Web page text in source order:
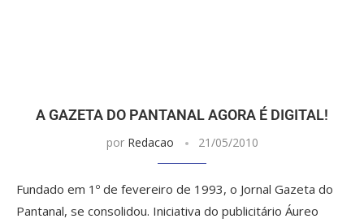
A GAZETA DO PANTANAL AGORA É DIGITAL!
por Redacao 21/05/2010
Fundado em 1º de fevereiro de 1993, o Jornal Gazeta do
Pantanal, se consolidou. Iniciativa do publicitário Áureo